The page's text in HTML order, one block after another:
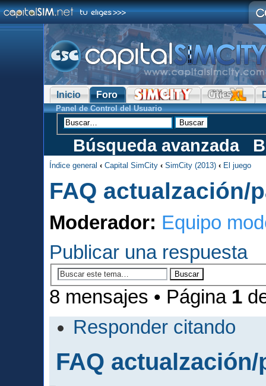
Inicio Foro
Panel de Control del Usuario
Búsqueda avanzada
Índice general ‹ Capital SimCity ‹ SimCity (2013) ‹ El juego
FAQ actualzación/
Moderador: Equipo
Publicar una respuesta
8 mensajes • Página 1
Responder citando
FAQ actualzación/